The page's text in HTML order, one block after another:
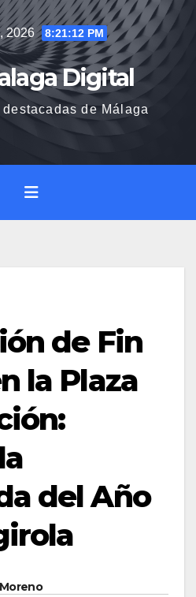
2026 8:21:13 PM
Digital
de Málaga
de Fin
la Plaza
del Año